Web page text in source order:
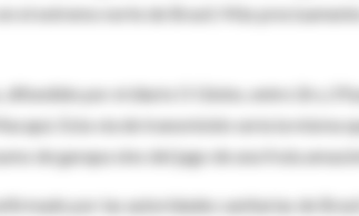
el extremo norte de Brasil. Más
difundido por el diario O Globo, entre 26 y
Esta vía de transmisión sería la misma
de garapa sino del jugo de una fruta
por las autoridades sanitarias de